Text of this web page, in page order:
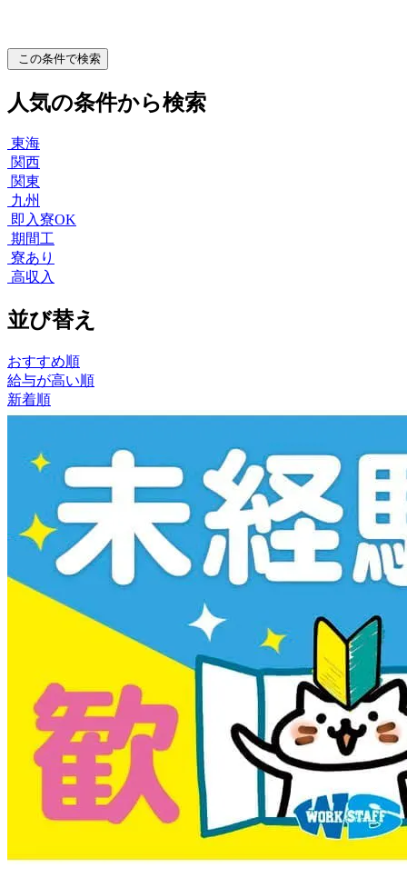
この条件で検索
人気の条件から検索
東海
関西
関東
九州
即入寮OK
期間工
寮あり
高収入
並び替え
おすすめ順
給与が高い順
新着順